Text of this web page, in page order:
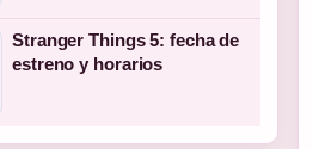
Stranger Things 5: fecha de
estreno y horarios